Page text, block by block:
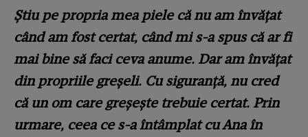
Știu pe propria mea piele că nu am învățat
când am fost certat, când mi s-a spus că ar fi
mai bine să faci ceva anume. Dar am învățat
din propriile greșeli. Cu siguranță, nu cred
că un om care greșește trebuie certat. Prin
urmare, ceea ce s-a întâmplat cu Ana în